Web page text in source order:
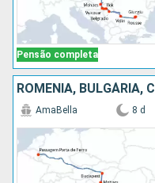
Pensão completa
ROMÊNIA, BULGÁRIA,
AmaBella 8 d